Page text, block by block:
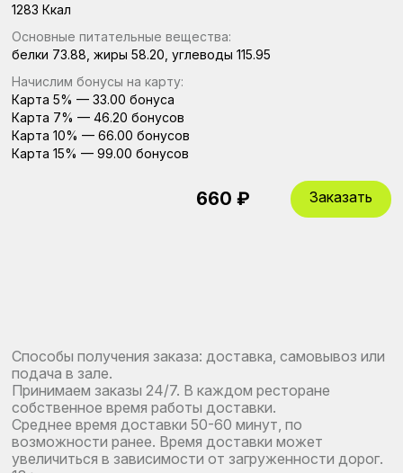
660 ₽ Заказать
1283 Ккал
Основные питательные вещества:
белки 73.88, жиры 58.20, углеводы 115.95
Начислим бонусы на карту:
Карта 5% — 33.00 бонуса
Карта 7% — 46.20 бонусов
Карта 10% — 66.00 бонусов
Карта 15% — 99.00 бонусов
Способы получения заказа: доставка, самовывоз или
подача в зале.
Принимаем заказы 24/7. В каждом ресторане
собственное время работы доставки.
Среднее время доставки 50-60 минут, по
возможности ранее. Время доставки может
увеличиться в зависимости от загруженности дорог.